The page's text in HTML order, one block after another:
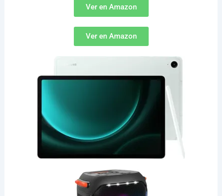
Ver en Amazon
Ver en Amazon